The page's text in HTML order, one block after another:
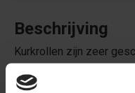
Beschrijving
Kurkrollen zijn zeer
zowel thermische als